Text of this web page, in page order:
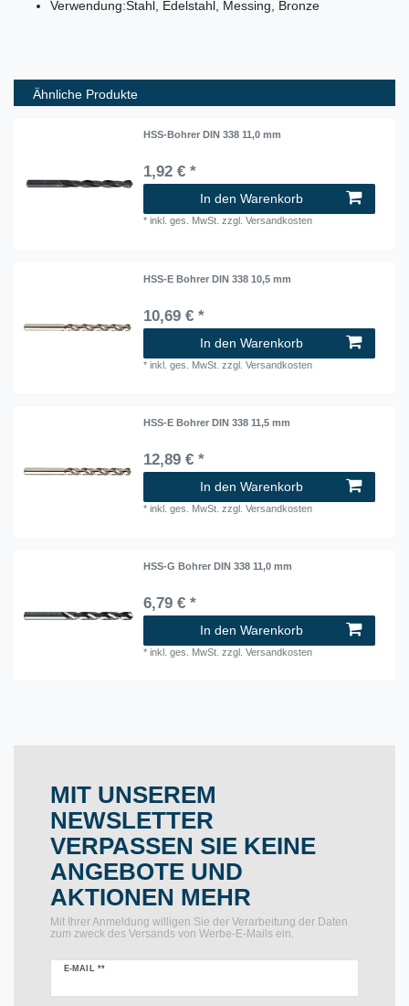
Verwendung:Stahl, Edelstahl, Messing, Bronze
Ähnliche Produkte
HSS-Bohrer DIN 338 11,0 mm
1,92 € *
In den Warenkorb
*inkl. ges. MwSt. zzgl.Versandkosten
HSS-E Bohrer DIN 338 10,5 mm
10,69 € *
In den Warenkorb
*inkl. ges. MwSt. zzgl.Versandkosten
HSS-E Bohrer DIN 338 11,5 mm
12,89 € *
In den Warenkorb
*inkl. ges. MwSt. zzgl.Versandkosten
HSS-G Bohrer DIN 338 11,0 mm
6,79 € *
In den Warenkorb
*inkl. ges. MwSt. zzgl.Versandkosten
MIT UNSEREM
NEWSLETTER
VERPASSEN SIE KEINE
ANGEBOTE UND
AKTIONEN MEHR
Mit Ihrer Anmeldung willigen Sie der Verarbeitung der Daten
zum zweck des Versands von Werbe-E-Mails ein.
E-MAIL **
Newsletter